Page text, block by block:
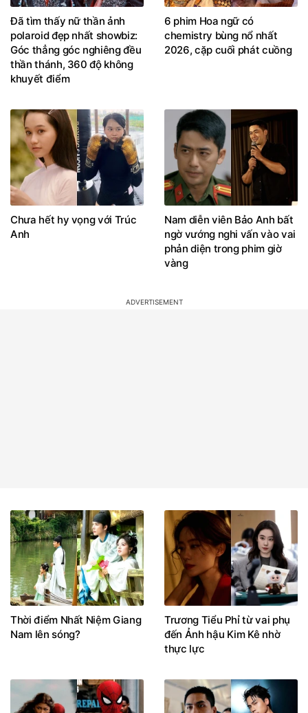
Đã tìm thấy nữ thần ảnh
polaroid đẹp nhất showbiz:
Góc thẳng góc nghiêng đều
thần thánh, 360 độ không
khuyết điểm
6 phim Hoa ngữ có
chemistry bùng nổ nhất
2026, cặp cuối phát cuồng
Chưa hết hy vọng với Trúc
Anh
Nam diễn viên Bảo Anh bất
ngờ vướng nghi vấn vào vai
phản diện trong phim giờ
vàng
Thời điểm Nhất Niệm Giang
Nam lên sóng?
Trương Tiểu Phỉ từ vai phụ
đến Ảnh hậu Kim Kê nhờ
thực lực